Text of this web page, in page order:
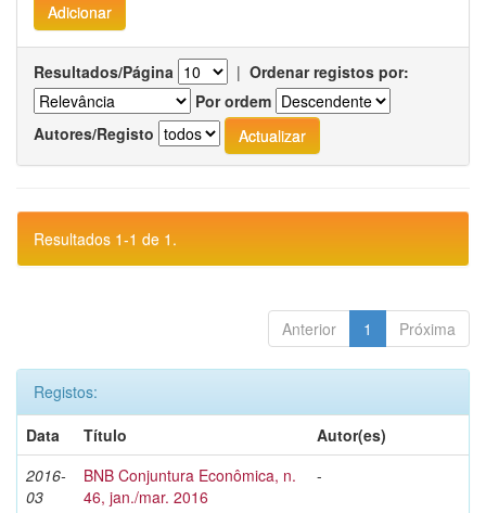
Resultados/Página | Ordenar registos por:
Por ordem
Autores/Registo
Resultados 1-1 de 1.
Anterior 1 Próxima
Registos:
Data
Título
Autor(es)
2016-
03
BNB Conjuntura Econômica, n.
46, jan./mar. 2016
-